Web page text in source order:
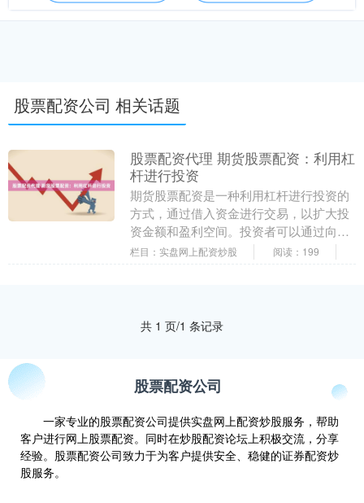
股票配资公司 相关话题
股票配资代理 期货股票配资：利用杠
杆进行投资
期货股票配资是一种利用杠杆进行投资的
方式，通过借入资金进行交易，以扩大投
资金额和盈利空间。投资者可以通过向配
资平台借入资金，以自己名下的股票或期
栏目：实盘网上配资炒股 阅读：199
共 1 页/1 条记录
股票配资公司
一家专业的股票配资公司提供实盘网上配资炒股服务，帮助
客户进行网上股票配资。同时在炒股配资论坛上积极交流，分享
经验。股票配资公司致力于为客户提供安全、稳健的证券配资炒
股服务。